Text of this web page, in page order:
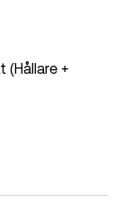
(Hållare +